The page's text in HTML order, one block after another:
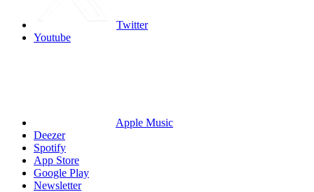
Twitter
Youtube
Apple Music
Deezer
Spotify
App Store
Google Play
Newsletter